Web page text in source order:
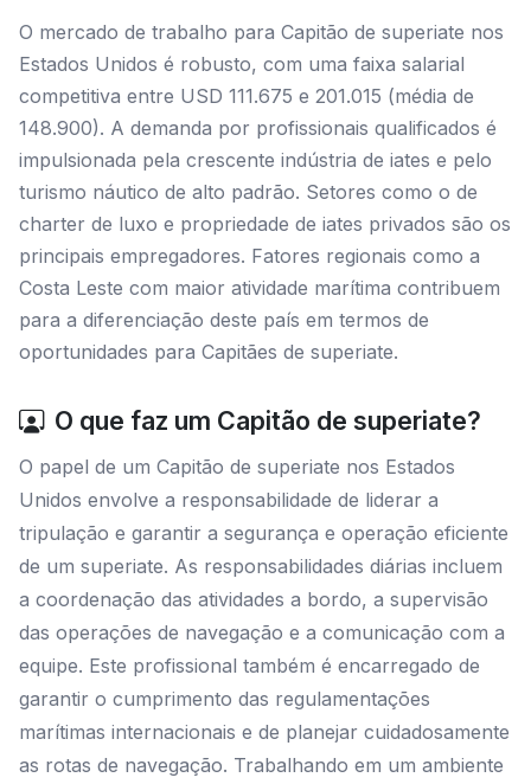
O mercado de trabalho para Capitão de superiate nos
Estados Unidos é robusto, com uma faixa salarial
competitiva entre USD 111.675 e 201.015 (média de
148.900). A demanda por profissionais qualificados é
impulsionada pela crescente indústria de iates e pelo
turismo náutico de alto padrão. Setores como o de
charter de luxo e propriedade de iates privados são os
principais empregadores. Fatores regionais como a
Costa Leste com maior atividade marítima contribuem
para a diferenciação deste país em termos de
oportunidades para Capitães de superiate.
O que faz um Capitão de superiate?
O papel de um Capitão de superiate nos Estados
Unidos envolve a responsabilidade de liderar a
tripulação e garantir a segurança e operação eficiente
de um superiate. As responsabilidades diárias incluem
a coordenação das atividades a bordo, a supervisão
das operações de navegação e a comunicação com a
equipe. Este profissional também é encarregado de
garantir o cumprimento das regulamentações
marítimas internacionais e de planejar cuidadosamente
as rotas de navegação. Trabalhando em um ambiente